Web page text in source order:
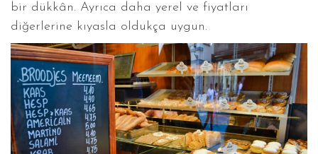
bir dükkân. Ayrıca daha yerel ve fiyatları
diğerlerine kıyasla oldukça uygun.